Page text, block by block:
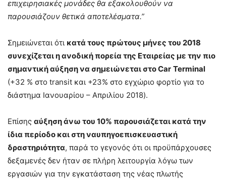
επιχειρησιακές μονάδες θα εξακολουθούν να
παρουσιάζουν θετικά αποτελέσματα.”
Σημειώνεται ότι κατά τους πρώτους μήνες του 2018
συνεχίζεται η ανοδική πορεία της Εταιρείας με την πιο
σημαντική αύξηση να σημειώνεται στοCar Terminal
(+32 % στο transit και +23% στο εγχώριο φορτίο για το
διάστημα Ιανουαρίου – Απριλίου 2018).
Επίσης αύξηση άνω του 10% παρουσιάζεται κατά την
ίδια περίοδο και στη ναυπηγοεπισκευαστική
δραστηριότητα, παρά το γεγονός ότι οι προϋπάρχουσες
δεξαμενές δεν ήταν σε πλήρη λειτουργία λόγω των
εργασιών για την εγκατάσταση της νέας πλωτής